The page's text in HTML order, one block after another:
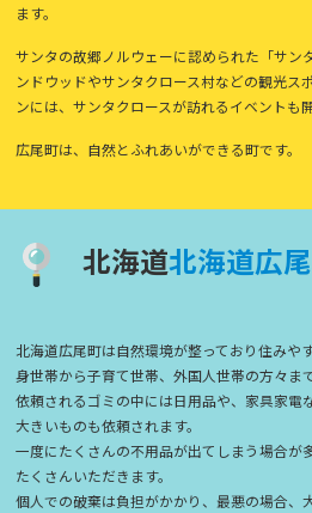
ます。
サンタの故郷ノルウェーに認められた「サン
ンドウッドやサンタクロース村などの観光ス
ンには、サンタクロースが訪れるイベントも
広尾町は、自然とふれあいができる町です。
北海道北海道広尾
北海道広尾町は自然環境が整っており住みや
身世帯から子育て世帯、外国人世帯の方々ま
依頼されるゴミの中には日用品や、家具家電
大きいものも依頼されます。
一度にたくさんの不用品が出てしまう場合が
たくさんいただきます。
個人での破棄は負担がかかり、最悪の場合、